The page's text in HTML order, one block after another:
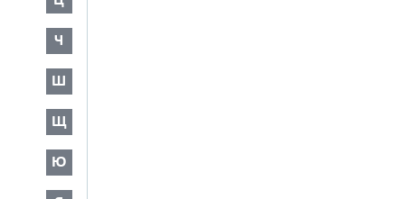
Ч
Ш
Щ
Ю